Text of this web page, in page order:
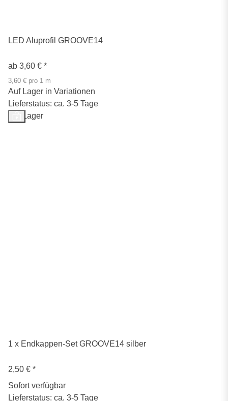
LED Aluprofil GROOVE14
ab 3,60 € *
3,60 € pro 1 m
Auf Lager in Variationen
Lieferstatus: ca. 3-5 Tage
Auf Lager
1 x Endkappen-Set GROOVE14 silber
2,50 € *
Sofort verfügbar
Lieferstatus: ca. 3-5 Tage